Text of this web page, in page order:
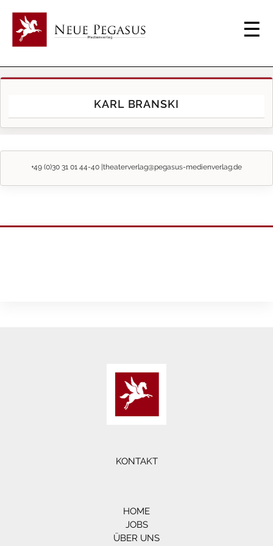
KARL BRANSKI
+49 (0)30 31 01 44-40 |theaterverlag@pegasus-medienverlag.de
KONTAKT
HOME
JOBS
ÜBER UNS